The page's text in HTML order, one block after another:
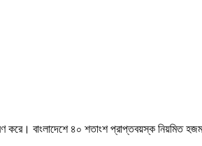
করে। বাংলাদেশে ৪০ শতাংশ প্রাপ্তবয়স্ক নিয়মিত